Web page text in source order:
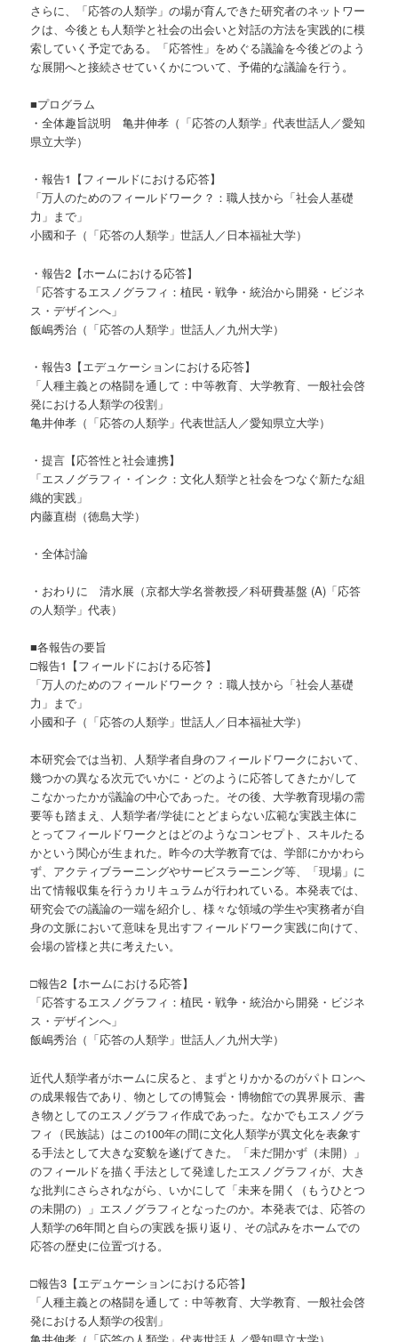
さらに、「応答の人類学」の場が育んできた研究者のネットワー
クは、今後とも人類学と社会の出会いと対話の方法を実践的に模
索していく予定である。「応答性」をめぐる議論を今後どのよう
な展開へと接続させていくかについて、予備的な議論を行う。
■プログラム
・全体趣旨説明 亀井伸孝（「応答の人類学」代表世話人／愛知
県立大学）
・報告1【フィールドにおける応答】
「万人のためのフィールドワーク？：職人技から「社会人基礎
力」まで」
小國和子（「応答の人類学」世話人／日本福祉大学）
・報告2【ホームにおける応答】
「応答するエスノグラフィ：植民・戦争・統治から開発・ビジネ
ス・デザインへ」
飯嶋秀治（「応答の人類学」世話人／九州大学）
・報告3【エデュケーションにおける応答】
「人種主義との格闘を通して：中等教育、大学教育、一般社会啓
発における人類学の役割」
亀井伸孝（「応答の人類学」代表世話人／愛知県立大学）
・提言【応答性と社会連携】
「エスノグラフィ・インク：文化人類学と社会をつなぐ新たな組
織的実践」
内藤直樹（徳島大学）
・全体討論
・おわりに 清水展（京都大学名誉教授／科研費基盤 (A)「応答
の人類学」代表）
■各報告の要旨
□報告1【フィールドにおける応答】
「万人のためのフィールドワーク？：職人技から「社会人基礎
力」まで」
小國和子（「応答の人類学」世話人／日本福祉大学）
本研究会では当初、人類学者自身のフィールドワークにおいて、
幾つかの異なる次元でいかに・どのように応答してきたか/して
こなかったかが議論の中心であった。その後、大学教育現場の需
要等も踏まえ、人類学者/学徒にとどまらない広範な実践主体に
とってフィールドワークとはどのようなコンセプト、スキルたる
かという関心が生まれた。昨今の大学教育では、学部にかかわら
ず、アクティブラーニングやサービスラーニング等、「現場」に
出て情報収集を行うカリキュラムが行われている。本発表では、
研究会での議論の一端を紹介し、様々な領域の学生や実務者が自
身の文脈において意味を見出すフィールドワーク実践に向けて、
会場の皆様と共に考えたい。
□報告2【ホームにおける応答】
「応答するエスノグラフィ：植民・戦争・統治から開発・ビジネ
ス・デザインへ」
飯嶋秀治（「応答の人類学」世話人／九州大学）
近代人類学者がホームに戻ると、まずとりかかるのがパトロンへ
の成果報告であり、物としての博覧会・博物館での異界展示、書
き物としてのエスノグラフィ作成であった。なかでもエスノグラ
フィ（民族誌）はこの100年の間に文化人類学が異文化を表象す
る手法として大きな変貌を遂げてきた。「未だ開かず（未開）」
のフィールドを描く手法として発達したエスノグラフィが、大き
な批判にさらされながら、いかにして「未来を開く（もうひとつ
の未開の）」エスノグラフィとなったのか。本発表では、応答の
人類学の6年間と自らの実践を振り返り、その試みをホームでの
応答の歴史に位置づける。
□報告3【エデュケーションにおける応答】
「人種主義との格闘を通して：中等教育、大学教育、一般社会啓
発における人類学の役割」
亀井伸孝（「応答の人類学」代表世話人／愛知県立大学）